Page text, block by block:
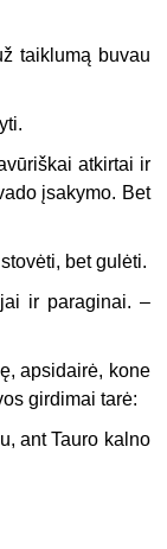
taiklumą buvau
atkirtai ir
įsakymo. Bet
bet gulėti.
ir paraginai. –
apsidairė, kone
girdimai tarė:
ant Tauro kalno